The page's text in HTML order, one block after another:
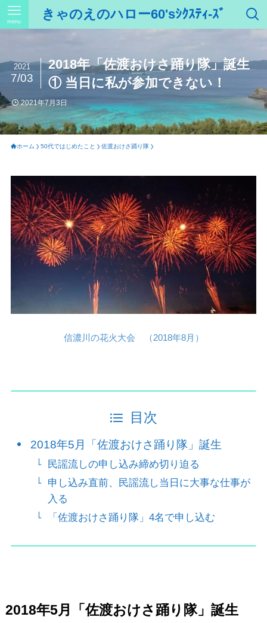
きゃのえのハロー60'sｼｸｽﾃｨ-ｽﾞ
menu
2018年「佐渡おけさ踊り隊」誕生
① 当日に私が参加できない！
2021
7/03
2021年7月3日
ホーム 50代ではじめたこと 佐渡おけさ踊り隊
信濃川の花火大会 （2018年8月）
目次
2018年5月「佐渡おけさ踊り隊」誕生
民謡流しの申し込み締め切り迫る
申し込み直前、民謡流し当日に大事な仕事が
入る
「佐渡おけさ踊り隊」4名で申し込む
2018年5月「佐渡おけさ踊り隊」誕生